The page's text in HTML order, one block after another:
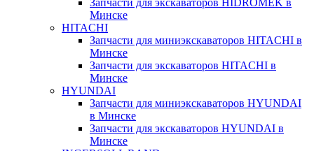
Запчасти для экскаваторов HIDROMEK в
Минске
HITACHI
Запчасти для миниэкскаваторов HITACHI в
Минске
Запчасти для экскаваторов HITACHI в
Минске
HYUNDAI
Запчасти для миниэкскаваторов HYUNDAI
в Минске
Запчасти для экскаваторов HYUNDAI в
Минске